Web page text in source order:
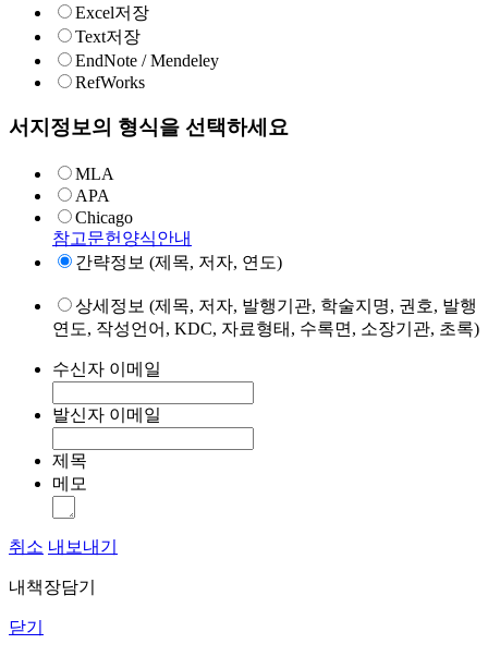
Excel저장
Text저장
EndNote / Mendeley
RefWorks
서지정보의 형식을 선택하세요
MLA
APA
Chicago
참고문헌양식안내
간략정보 (제목, 저자, 연도)
상세정보 (제목, 저자, 발행기관, 학술지명, 권호, 발행
연도, 작성언어, KDC, 자료형태, 수록면, 소장기관, 초록)
수신자 이메일
발신자 이메일
제목
메모
취소 내보내기
내책장담기
닫기